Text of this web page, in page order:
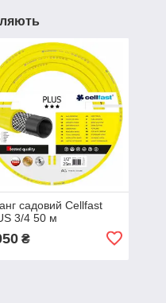
садовий Cellfast
3/4 50 м
₴